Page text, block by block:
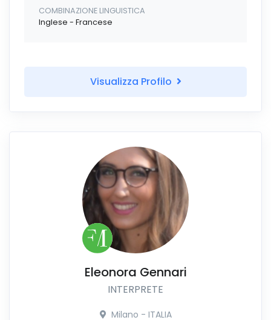
COMBINAZIONE LINGUISTICA
Inglese - Francese
Visualizza Profilo
Eleonora Gennari
INTERPRETE
Milano - ITALIA